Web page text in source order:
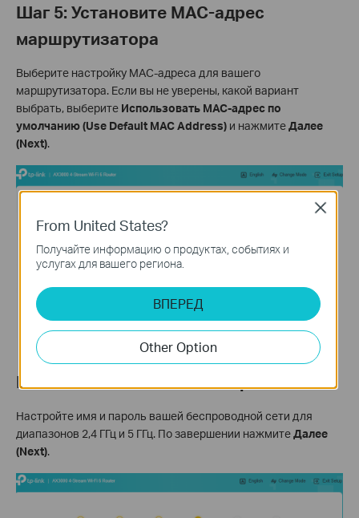
Шаг 5: Установите MAC-адрес
маршрутизатора
Выберите настройку MAC-адреса для вашего
маршрутизатора. Если вы не уверены, какой вариант
выбрать, выберите Использовать MAC-адрес по
умолчанию (Use Default MAC Address) и нажмитеДалее
(Next).
Шаг 6: Установите имя и пароль Wi-Fi
Настройте имя и пароль вашей беспроводной сети для
диапазонов 2,4 ГГц и 5 ГГц. По завершении нажмитеДалее
(Next).
From United States?
Получайте информацию о продуктах, событиях и
услугах для вашего региона.
ВПЕРЕД
Other Option
Close